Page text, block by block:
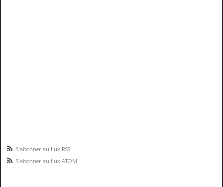
S'abonner au flux RSS
S'abonner au flux ATOM